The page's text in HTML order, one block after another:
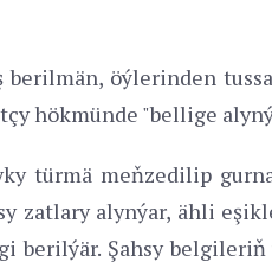
öýlerinden
hökmünde "bellige
türmä meňzedilip
zatlary alynýar, ähli
berilýär. Şahsy